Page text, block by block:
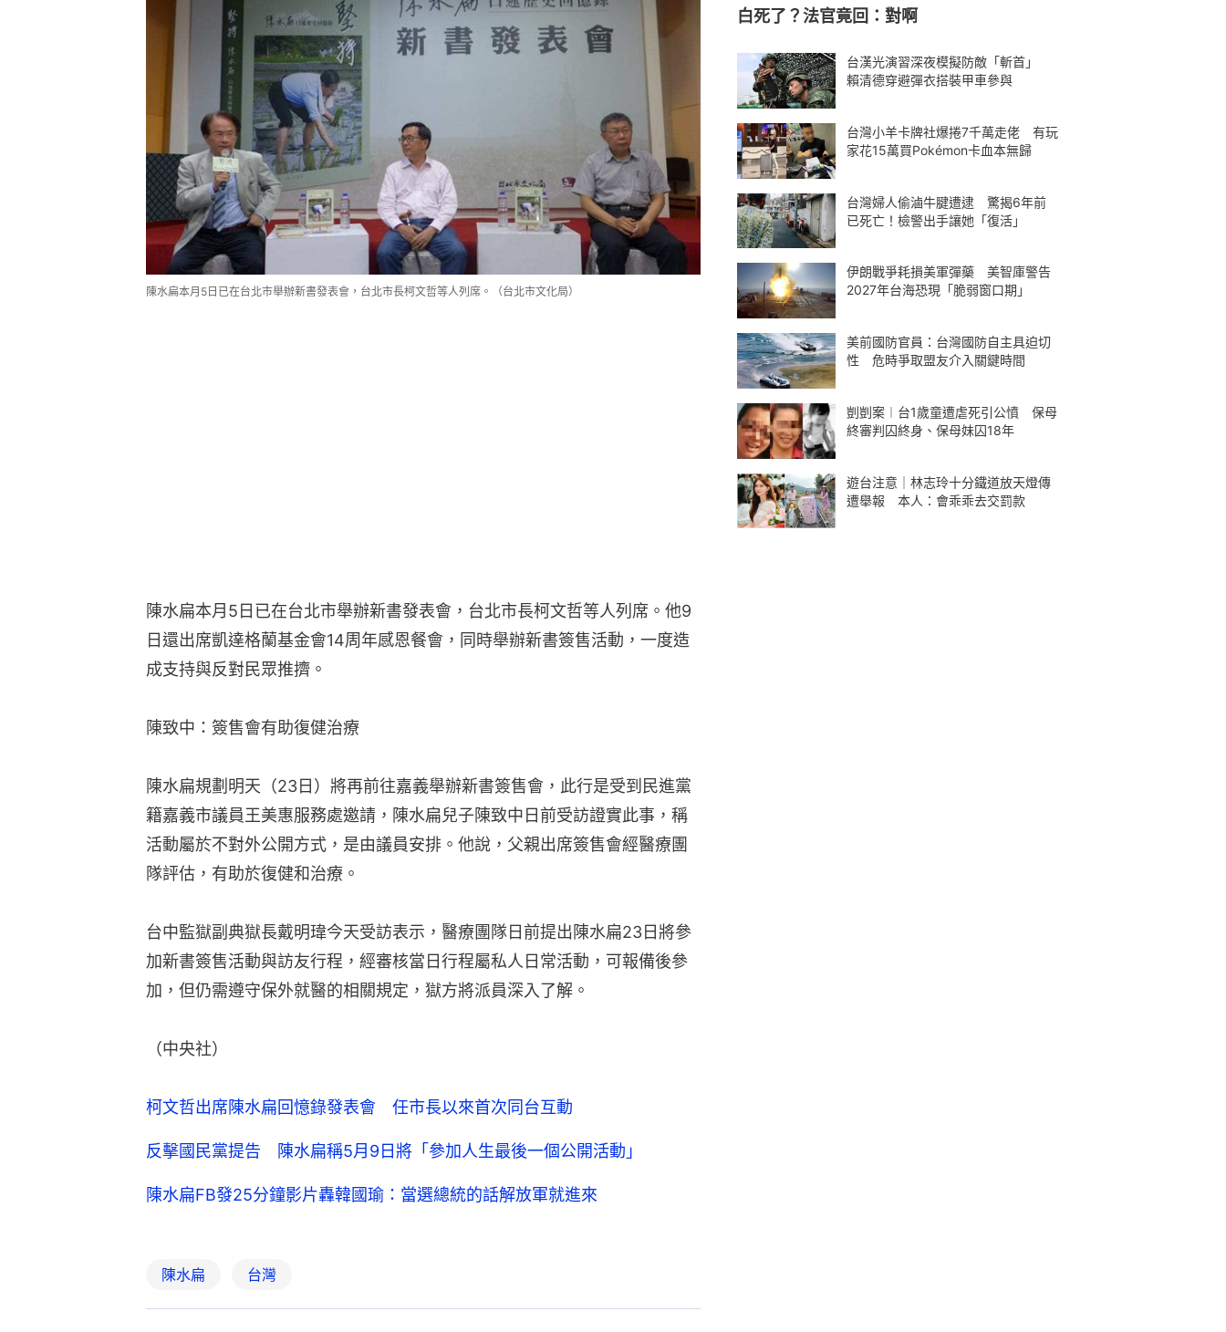
陳水扁本月5日已在台北市舉辦新書發表會，台北市長柯文哲等人列席。（台北市文化局）
陳水扁本月5日已在台北市舉辦新書發表會，台北市長柯文哲等人列席。他9
日還出席凱達格蘭基金會14周年感恩餐會，同時舉辦新書簽售活動，一度造
成支持與反對民眾推擠。
陳致中：簽售會有助復健治療
陳水扁規劃明天（23日）將再前往嘉義舉辦新書簽售會，此行是受到民進黨
籍嘉義市議員王美惠服務處邀請，陳水扁兒子陳致中日前受訪證實此事，稱
活動屬於不對外公開方式，是由議員安排。他說，父親出席簽售會經醫療團
隊評估，有助於復健和治療。
台中監獄副典獄長戴明瑋今天受訪表示，醫療團隊日前提出陳水扁23日將參
加新書簽售活動與訪友行程，經審核當日行程屬私人日常活動，可報備後參
加，但仍需遵守保外就醫的相關規定，獄方將派員深入了解。
（中央社）
柯文哲出席陳水扁回憶錄發表會 任市長以來首次同台互動
反擊國民黨提告 陳水扁稱5月9日將「參加人生最後一個公開活動」
陳水扁FB發25分鐘影片轟韓國瑜：當選總統的話解放軍就進來
陳水扁 台灣
白死了？法官竟回：對啊
台漢光演習深夜模擬防敵「斬首」
賴清德穿避彈衣搭裝甲車參與
台灣小羊卡牌社爆捲7千萬走佬 有玩
家花15萬買Pokémon卡血本無歸
台灣婦人偷滷牛腱遭逮 驚揭6年前
已死亡！檢警出手讓她「復活」
伊朗戰爭耗損美軍彈藥 美智庫警告
2027年台海恐現「脆弱窗口期」
美前國防官員：台灣國防自主具迫切
性 危時爭取盟友介入關鍵時間
剴剴案︱台1歲童遭虐死引公憤 保母
終審判囚終身、保母妹囚18年
遊台注意｜林志玲十分鐵道放天燈傳
遭舉報 本人：會乖乖去交罰款